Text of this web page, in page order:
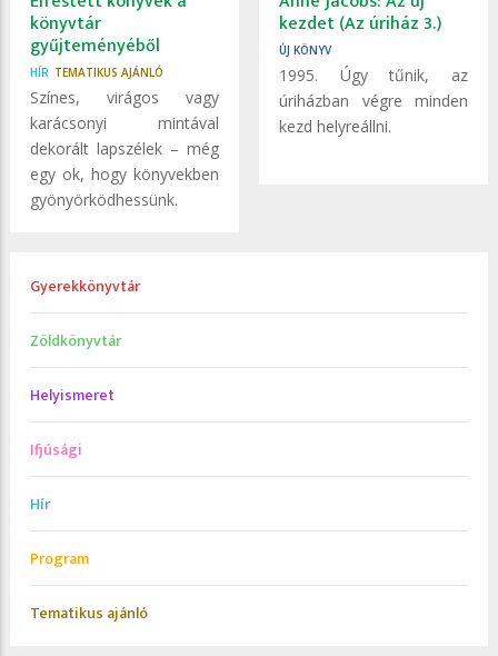
könyvtár
gyűjteményéből
HÍR TEMATIKUS AJÁNLÓ
Színes, virágos vagy
karácsonyi mintával
dekorált lapszélek – még
egy ok, hogy könyvekben
gyönyörködhessünk.
kezdet (Az úriház 3.)
ÚJ KÖNYV
1995. ​Úgy tűnik, az
úriházban végre minden
kezd helyreállni.
Gyerekkönyvtár
Zöldkönyvtár
Helyismeret
Ifjúsági
Hír
Program
Tematikus ajánló